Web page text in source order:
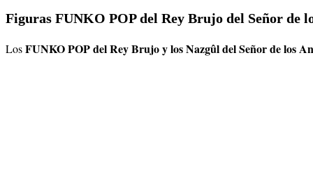
Figuras FUNKO POP del Rey Brujo del Señor de
LosFUNKO POP del Rey Brujo y los Nazgûl del Señor de los